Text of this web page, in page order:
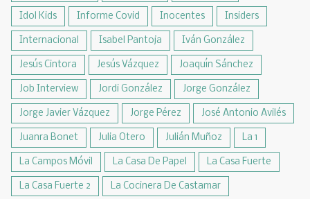
Idol Kids Informe Covid Inocentes Insiders
Internacional Isabel Pantoja Iván González
Jesús Cintora Jesús Vázquez Joaquín Sánchez
Job Interview Jordi González Jorge González
Jorge Javier Vázquez Jorge Pérez José Antonio Avilés
Juanra Bonet Julia Otero Julián Muñoz La 1
La Campos Móvil La Casa De Papel La Casa Fuerte
La Casa Fuerte 2 La Cocinera De Castamar